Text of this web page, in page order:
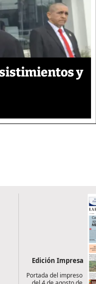
y
Edición Impresa
Portada del impreso